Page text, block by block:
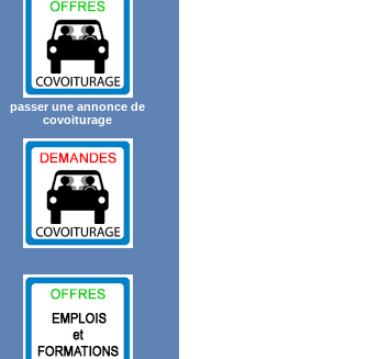
passer une annonce de
covoiturage